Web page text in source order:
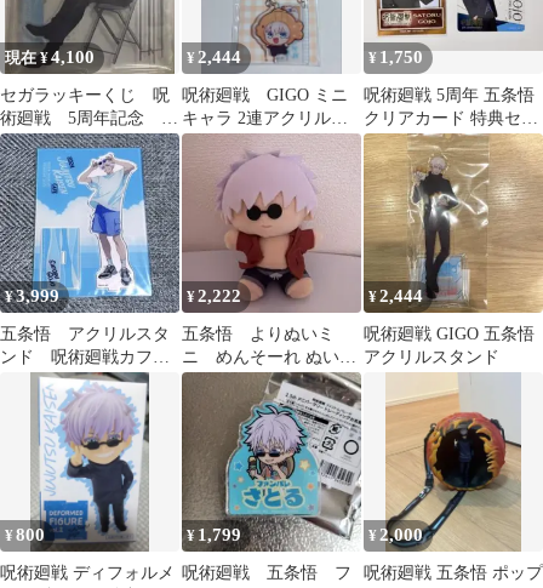
現在 ¥4,100
セガラッキーくじ 呪
術廻戦 5周年記念 五
条悟 I賞 アクリルス
タンド
¥ 2,444
呪術廻戦 GIGO ミニ
キャラ 2連アクリルキ
ーホルダー 五条 悟
¥ 1,750
呪術廻戦 5周年 五条悟
クリアカード 特典セッ
ト スーツ マルイ
¥3,999
五条悟 アクリルスタ
ンド 呪術廻戦カフェ
2024 懐玉・玉折
¥2,222
五条悟 よりぬいミ
ニ めんそーれ ぬいぐ
るみマスコット
¥2,444
呪術廻戦 GIGO 五条悟
アクリルスタンド
¥800
呪術廻戦 ディフォルメ
¥ 1,799
呪術廻戦 五条悟 フ
¥ 2,000
呪術廻戦 五条悟 ポップ